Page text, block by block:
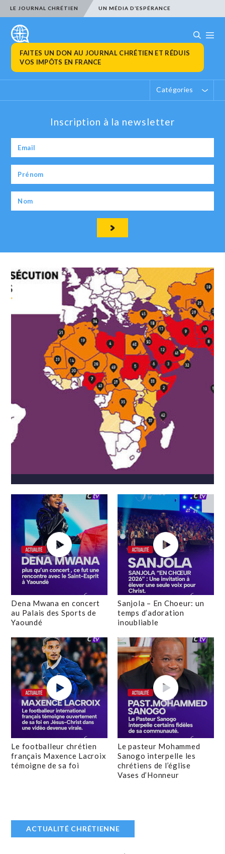
LE JOURNAL CHRÉTIEN UN MÉDIA D’ESPÉRANCE
FAITES UN DON AU JOURNAL CHRÉTIEN ET RÉDUIS
VOS IMPÔTS EN FRANCE
Catégories
Inscription à la newsletter
Dena Mwana en concert
au Palais des Sports de
Yaoundé
Sanjola – En Choeur: un
temps d’adoration
inoubliable
Le footballeur chrétien
français Maxence Lacroix
témoigne de sa foi
Le pasteur Mohammed
Sanogo interpelle les
chrétiens de l’église
Vases d’Honneur
ACTUALITÉ CHRÉTIENNE